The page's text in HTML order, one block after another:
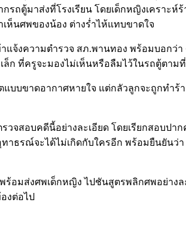
รถตู้มาส่งที่โรงเรียน โดยเด็กหญิงเครา
ห็นศพของน้อง ต่างร่ำไห้แทบขาดใจ
แจ้งความตำรวจ สภ.พานทอง พร้อมบอก
ล็ก ที่ครูจะมองไม่เห็นหรือลืมไว้ในรถตู้ตาม
บขาดอากาศหายใจ แต่กลัวลูกจะถูกทำร้
วจสอบคดีนี้อย่างละเอียด โดยเรียกสอบ
าธรณ์จะได้ไม่เกิดกับใครอีก พร้อมยืนยันว่
มส่งศพเด็กหญิง ไปชันสูตรพลิกศพอย่างล
งต่อไป